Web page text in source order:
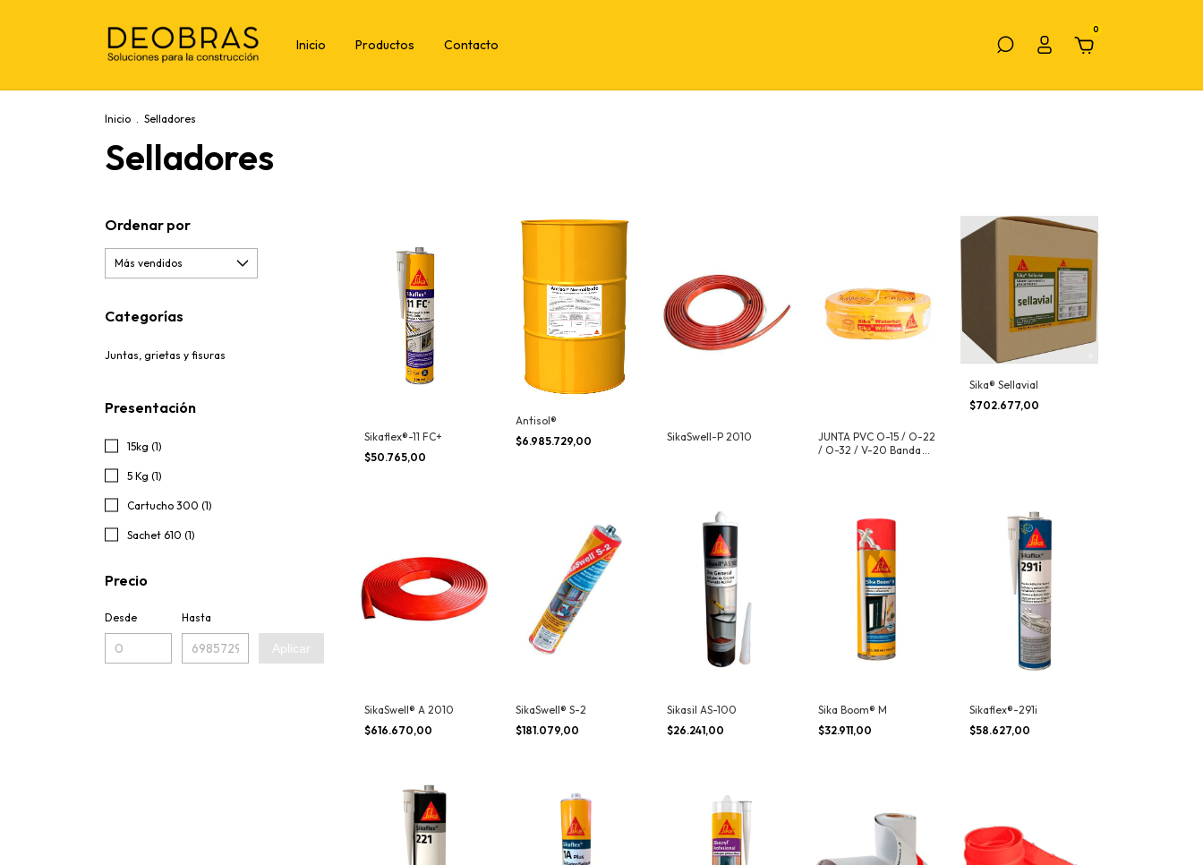
Inicio Productos Contacto
0
Inicio . Selladores
Selladores
Ordenar por
Categorías
Juntas, grietas y fisuras
Presentación
15kg (1)
5 Kg (1)
Cartucho 300 (1)
Sachet 610 (1)
Precio
Desde Hasta
Aplicar
Sikaflex®-11 FC+
$50.765,00
Antisol®
$6.985.729,00
SikaSwell-P 2010
JUNTA PVC O-15 / O-22
/ O-32 / V-20 Banda
Sika® Sellavial
$702.677,00
SikaSwell® A 2010
$616.670,00
SikaSwell® S-2
$181.079,00
Sikasil AS-100
$26.241,00
Sika Boom® M
$32.911,00
Sikaflex®-291i
$58.627,00